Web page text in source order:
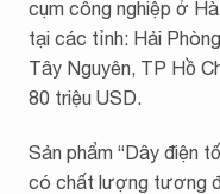
cụm công nghiệp ở
tại các tỉnh: Hải
Tây Nguyên, TP Hồ
80 triệu USD.
Sản phẩm “Dây điện
có chất lượng tương